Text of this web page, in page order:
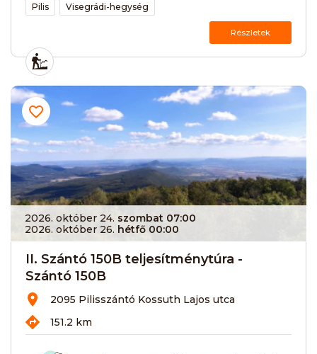
Pilis Visegrádi-hegység
Részletek
2026. október 24. szombat 07:00
2026. október 26. hétfő 00:00
II. Szántó 150B teljesítménytúra -
Szántó 150B
2095 Pilisszántó Kossuth Lajos utca
151.2 km